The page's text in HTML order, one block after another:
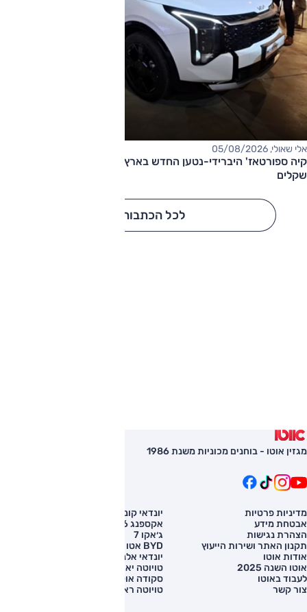
אלי שאולי, 05/08/2026
שקלים
לכל הכתבות
מגזין אוטו - בוחנים מכוניות משנת 1986
מדיניות פרטיות
אבטחת מידע
הצהרת נגישות
תקנון האתר ושירות הייעוץ
אודות אוטו
אוטו השנה 2025
לעבוד באוטו
צור קשר
יונדאי קונה
אקספנג G6
ג׳אקו 7
BYD אטו 3
יונדאי אלנטרה
טויוטה יאריס קרוס
סקודה אוקטביה
טויוטה ראב 4